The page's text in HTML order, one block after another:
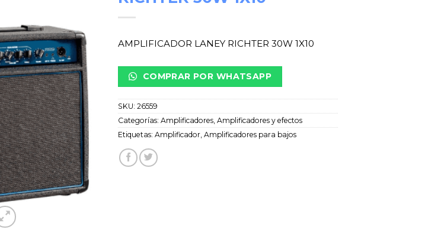
AMPLIFICADOR LANEY RICHTER 30W 1X10
COMPRAR POR WHATSAPP
SKU:26559
Categorías:Amplificadores ,Amplificadores y efectos
Etiquetas:Amplificador ,Amplificadores para bajos